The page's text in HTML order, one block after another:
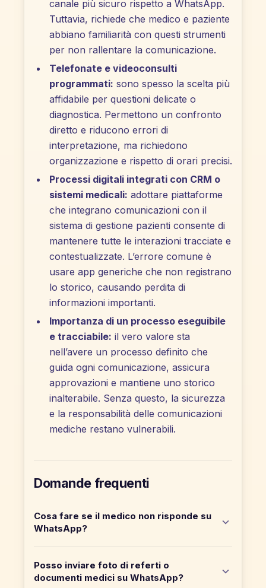
canale più sicuro rispetto a WhatsApp.
Tuttavia, richiede che medico e paziente
abbiano familiarità con questi strumenti
per non rallentare la comunicazione.
Telefonate e videoconsulti
programmati: sono spesso la scelta più
affidabile per questioni delicate o
diagnostica. Permettono un confronto
diretto e riducono errori di
interpretazione, ma richiedono
organizzazione e rispetto di orari precisi.
Processi digitali integrati con CRM o
sistemi medicali: adottare piattaforme
che integrano comunicazioni con il
sistema di gestione pazienti consente di
mantenere tutte le interazioni tracciate e
contestualizzate. L’errore comune è
usare app generiche che non registrano
lo storico, causando perdita di
informazioni importanti.
Importanza di un processo eseguibile
e tracciabile: il vero valore sta
nell’avere un processo definito che
guida ogni comunicazione, assicura
approvazioni e mantiene uno storico
inalterabile. Senza questo, la sicurezza
e la responsabilità delle comunicazioni
mediche restano vulnerabili.
Domande frequenti
Cosa fare se il medico non risponde su
WhatsApp?
Posso inviare foto di referti o
documenti medici su WhatsApp?